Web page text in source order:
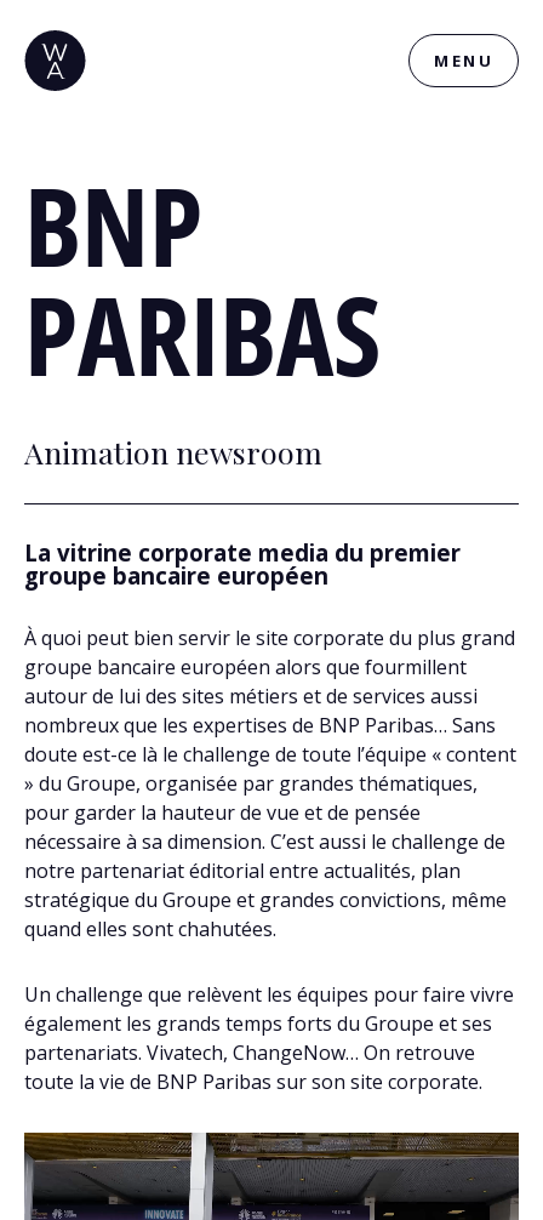
MENU
BNP
PARIBAS
Animation newsroom
La vitrine corporate media du premier
groupe bancaire européen
À quoi peut bien servir le site corporate du plus grand
groupe bancaire européen alors que fourmillent
autour de lui des sites métiers et de services aussi
nombreux que les expertises de BNP Paribas… Sans
doute est-ce là le challenge de toute l’équipe « content
» du Groupe, organisée par grandes thématiques,
pour garder la hauteur de vue et de pensée
nécessaire à sa dimension. C’est aussi le challenge de
notre partenariat éditorial entre actualités, plan
stratégique du Groupe et grandes convictions, même
quand elles sont chahutées.
Un challenge que relèvent les équipes pour faire vivre
également les grands temps forts du Groupe et ses
partenariats. Vivatech, ChangeNow… On retrouve
toute la vie de BNP Paribas sur son site corporate.